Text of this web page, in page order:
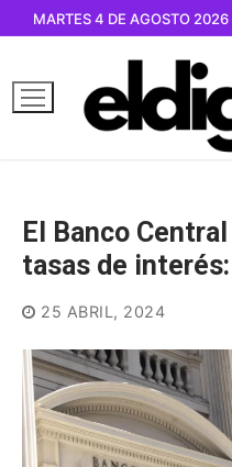
contenido
MARTES 4 DE AGOSTO 2026
El Banco
tasas de
25 ABRIL, 2024